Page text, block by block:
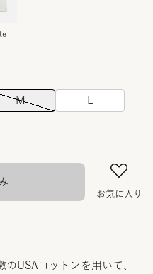
M
お気に入り
USAコットンを用いて、